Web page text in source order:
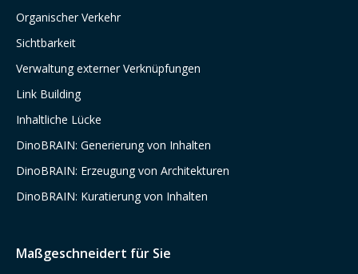
Organischer Verkehr
Sichtbarkeit
Verwaltung externer Verknüpfungen
Link Building
Inhaltliche Lücke
DinoBRAIN: Generierung von Inhalten
DinoBRAIN: Erzeugung von Architekturen
DinoBRAIN: Kuratierung von Inhalten
Maßgeschneidert für Sie